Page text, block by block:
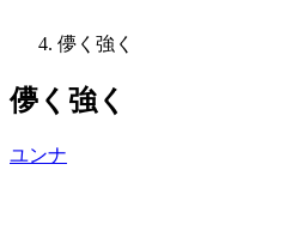
儚く強く
儚く強く
ユンナ